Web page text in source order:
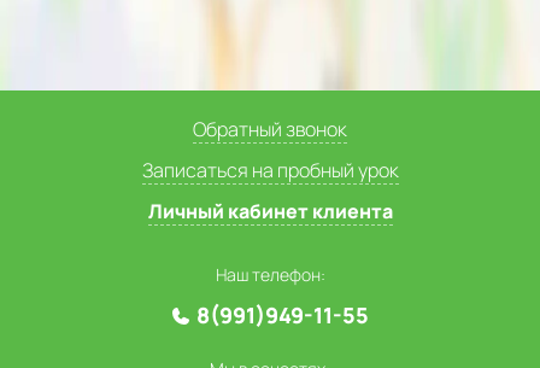
Обратный звонок
Записаться на пробный урок
Личный кабинет клиента
Наш телефон:
8(991)949-11-55